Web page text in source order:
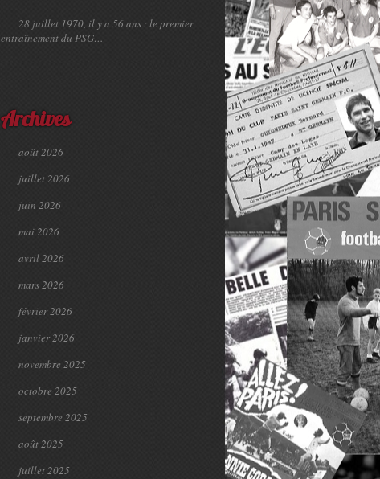
28 juillet 1970, il y a 56 ans : le premier
entraînement du PSG…
Archives
août 2026
juillet 2026
juin 2026
mai 2026
avril 2026
mars 2026
février 2026
janvier 2026
novembre 2025
octobre 2025
septembre 2025
août 2025
juillet 2025